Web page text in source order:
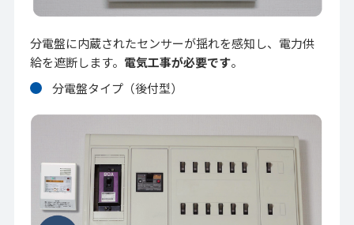
分電盤に内蔵されたセンサーが揺れを感知し、電力供
給を遮断します。 電気工事が必要です。
分電盤タイプ（後付型）